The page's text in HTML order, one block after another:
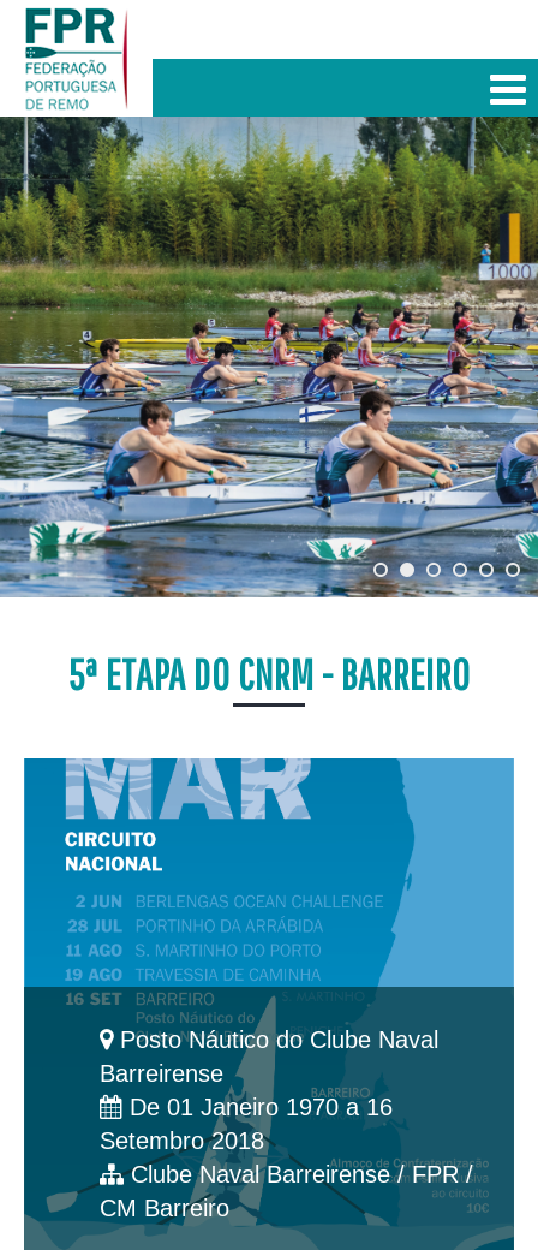
5ª ETAPA DO CNRM - BARREIRO
Posto Náutico do Clube Naval
Barreirense
De 01 Janeiro 1970 a 16
Setembro 2018
Clube Naval Barreirense / FPR /
CM Barreiro